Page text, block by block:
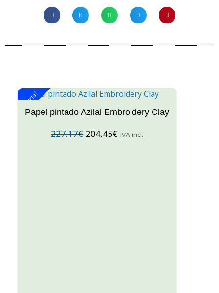
¡Oferta!
Papel pintado Azilal Embroidery Clay
227,17€ 204,45€ IVA incl.